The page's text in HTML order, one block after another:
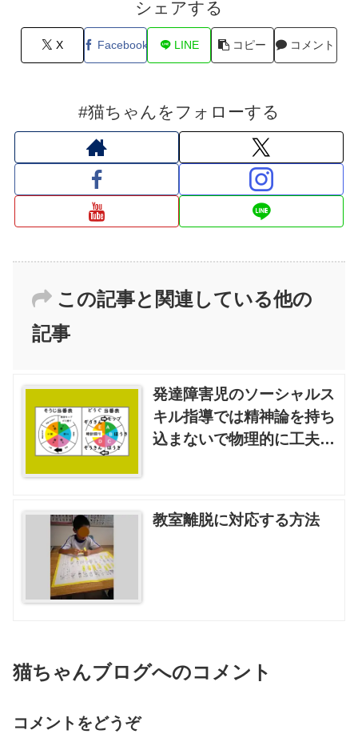
シェアする
X Facebook LINE コピー コメント
#猫ちゃんをフォローする
この記事と関連している他の
記事
発達障害児のソーシャルス
キル指導では精神論を持ち
込まないで物理的に工夫す
教室離脱に対応する方法
猫ちゃんブログへのコメント
コメントをどうぞ